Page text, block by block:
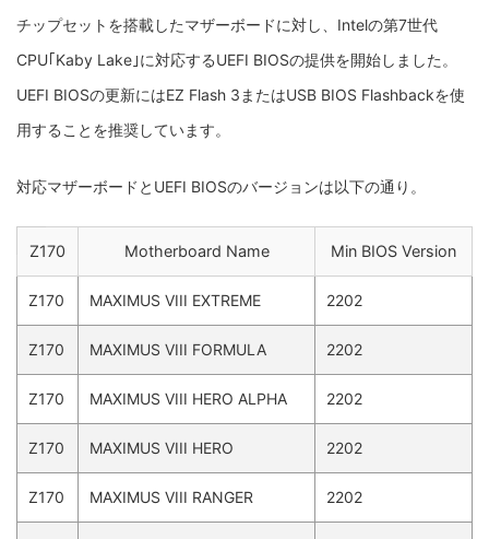
チップセットを搭載したマザーボードに対し、Intelの第7世代
CPU｢Kaby Lake｣に対応するUEFI BIOSの提供を開始しました。
UEFI BIOSの更新にはEZ Flash 3またはUSB BIOS Flashbackを使
用することを推奨しています。
対応マザーボードとUEFI BIOSのバージョンは以下の通り。
Z170 Motherboard Name Min BIOS Version
Z170 MAXIMUS VIII EXTREME 2202
Z170 MAXIMUS VIII FORMULA 2202
Z170 MAXIMUS VIII HERO ALPHA 2202
Z170 MAXIMUS VIII HERO 2202
Z170 MAXIMUS VIII RANGER 2202